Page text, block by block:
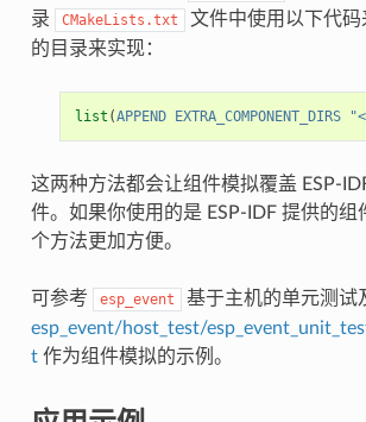
录
CMakeLists.txt
文件中使用以下代
的目录来实现：
list (APPEND EXTRA_COMPONENT_DIRS
这两种方法都会让组件模拟覆盖 ESP-
件。如果你使用的是 ESP-IDF 提供的组
个方法更加方便。
可参考 esp_event
基于主机的单元测试
esp_event/host_test/
t作为组件模拟的示例。